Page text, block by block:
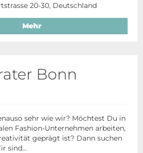
20-30, Deutschland
Mehr
Bonn
sehr wie wir? Möchtest Du in
Fashion-Unternehmen arbeiten,
geprägt ist? Dann suchen
sind...